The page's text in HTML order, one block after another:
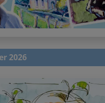
2026